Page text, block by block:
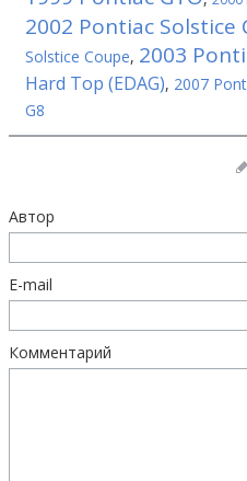
2002 Pontiac Solstice
Solstice Coupe, 2003
Hard Top (EDAG), 2007
G8
Автор
E-mail
Комментарий